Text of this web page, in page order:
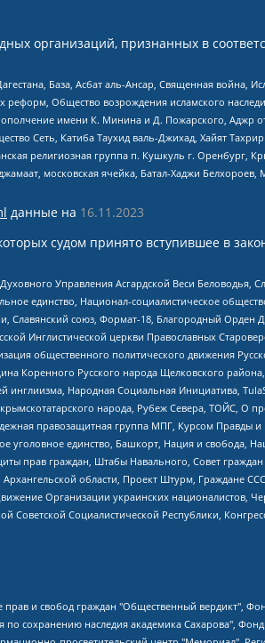
организаций, признанных в
База, Асбат аль-Ансар, Священная война,
Общество возрождения исламского
имени К. Минина и Д. Пожарского, Аджр
Сеть, Катиба Таухид валь-Джихад, Хайят
религиозная группа п. Кушкуль г. Оренбург,
московская ячейка, Батал-Хаджи
данные на 16.11.2023
судом принято вступившее в
Управления Асгардской Веси
единство, Национал-социалистическое
Славянский союз, Формат-18, Благородный
Инглистической церкви Православных
общественного политического движения
Коренного Русского народа Щелковского
Народная Социальная Инициатива,
народа, Рубеж Севера, ТОЙС, О
правозащитная группа МПГ, Курсом Правды
уголовное единство, Башкорт, Нация и свобода,
граждан, Штабы Навального, Совет граждан
области, Проект Штурм, Граждане
Организации украинских националистов,
Социалистической Республики,
областная общественная организация "Центр гендерных исследований", Гурман Юрий Альбертович, Медиапроект "ОВД-Инфо", Егоров Владимир Владимирович, Жилинский Владимир Александрович, Общество с ограниченной ответственностью "ЗП", Иванова София Юрьевна, Карезина Инна Павловна, Кильтау Екатерина Викторовна, Петров Алексей Викторович, Пискунов Сергей Евгеньевич, Смирнов Сергей Сергеевич, Тихонов Михаил Сергеевич, Общество с ограниченной ответственностью "ЖУРНАЛИСТ-ИНОСТРАННЫЙ АГЕНТ", Арапова Галина Юрьевна, Вольтская Татьяна Анатольевна, Американская компания "Mason G.E.S. Anonymous Foundation" (США), являющаяся владельцем интернет-издания https://mnews.world/, Компания "Stichting Bellingcat", зарегистрированная в Нидерландах (дата регистрации 11.07.2018), Захаров Андрей Вячеславович, Клепиковская Екатерина Дмитриевна, Общество с ограниченной ответственностью "МЕМО", Перл Роман Александрович, Симонов Евгений Алексеевич, Соловьева Елена Анатольевна, Сотников Даниил Владимирович, Сурначева Елизавета Дмитриевна, Автономная некоммерческая организация по защите прав человека и информированию населения "Якутия – Наше Мнение", Общество с ограниченной ответственностью "Москоу диджитал медиа", с 26.01.2023 Общество с ограниченной ответственностью "Чайка Белые сады", Ветошкина Валерия Валерьевна, Заговора Максим Александрович, Межрегиональное общественное движение "Российская ЛГБТ - сеть", Оленичев Максим Владимирович, Павлов Иван Юрьевич, Скворцова Елена Сергеевна, Общество с ограниченной ответственностью "Как бы инагент", Кочетков Игорь Викторович, Общество с ограниченной ответственностью "Честные выборы", Еланчик Олег Александрович, Общество с ограниченной ответственностью "Нобелевский призыв", Гималова Регина Эмилевна, Григорьев Андрей Валерьевич, Григорьева Алина Александровна, Ассоциация по содействию защите прав призывников, альтернативнослужащих и военнослужащих "Правозащитная группа "Гражданин.Армия.Право", Хисамова Регина Фаритовна, Автономная некоммерческая организация по реализации социально-правовых программ "Лилит", Дальневосточное общественное движение "Маяк", Санкт-Петербургская ЛГБТ-инициативная группа "Выход",